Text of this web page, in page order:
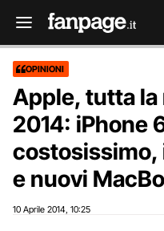
OPINIONI
Apple, tutta la
2014: iPhone
costosissimo,
e nuovi
10 Aprile 2014 10:25